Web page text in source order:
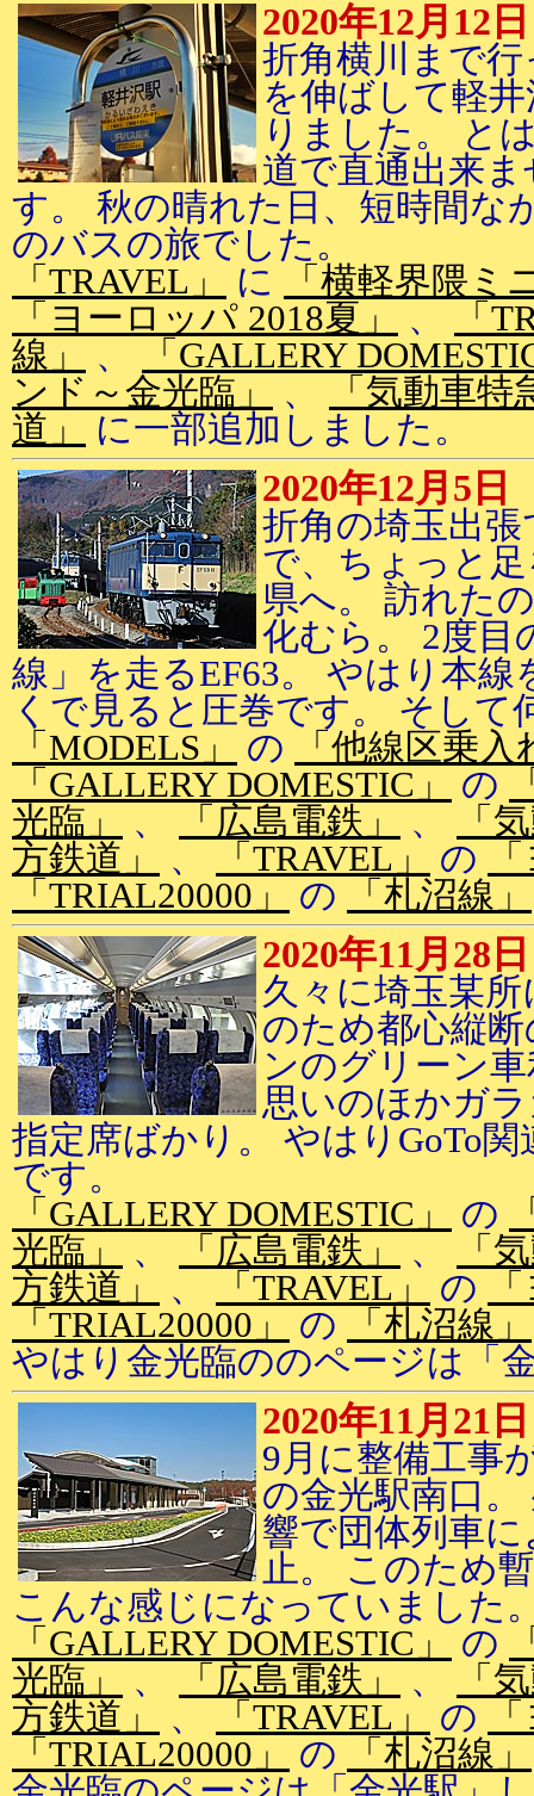
2020年12月12日
折角横川まで
を伸ばして軽
りました。 と
道で直通出来
す。 秋の晴れた日、短時間な
のバスの旅でした。
「TRAVEL」
に
「横軽界隈ミ
「ヨーロッパ 2018夏」
、
「
線」
、
「GALLERY
ンド～金光臨」
、
「気動車特
道」
に一部追加しました。
2020年12月5日
折角の埼玉出
で、ちょっと
県へ。 訪れた
化むら。 2度目
線」を走るEF63。 やはり本
くで見ると圧巻です。 そして
「MODELS」
の
「他線区乗
「GALLERY DOMESTIC」
の
光臨」
、 「広島電鉄」 、
「
方鉄道」
、 「TRAVEL」 の
「TRIAL20000」
の 「札沼線」
2020年11月28日
久々に埼玉某
のため都心縦
ンのグリーン
思いのほかガ
指定席ばかり。 やはりGoTo
です。
「GALLERY DOMESTIC」
の
光臨」
、 「広島電鉄」 、
「
方鉄道」
、 「TRAVEL」 の
「TRIAL20000」
の 「札沼線」
やはり金光臨ののページは「
2020年11月21日
9月に整備工事
の金光駅南口
響で団体列車
止。 このため
こんな感じになっていました
「GALLERY DOMESTIC」
の
光臨」
、 「広島電鉄」 、
「
方鉄道」
、 「TRAVEL」 の
「TRIAL20000」
の 「札沼線」